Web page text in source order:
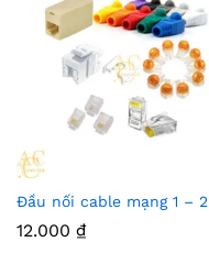
Đầu nối cable mạng 1 – 2
12.000 ₫